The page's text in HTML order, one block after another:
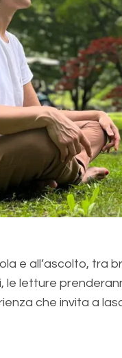
e all’ascolto, tra
le letture
che invita a